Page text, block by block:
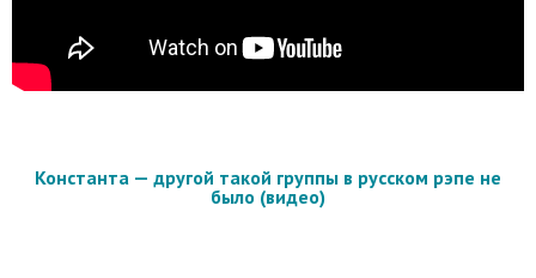
Константа — другой такой группы в русском рэпе не
было (видео)